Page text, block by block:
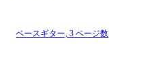
、ぜひご期待ください！
ベースギター,3 ページ数